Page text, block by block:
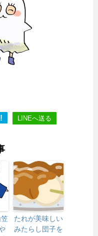
LINEへ送る
たれが美味しい
みたらし団子を